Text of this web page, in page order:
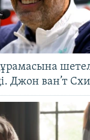
Джон ван’т